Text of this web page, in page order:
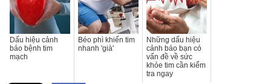
Dấu hiệu cảnh
báo bệnh tim
mạch
Béo phì khiến tim
nhanh 'già'
Những dấu hiệu
cảnh báo bạn có
vấn đề về sức
khỏe tim cần kiểm
tra ngay